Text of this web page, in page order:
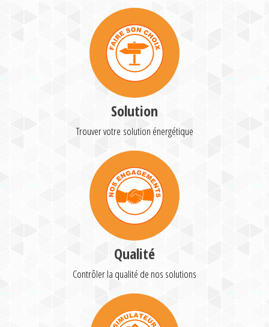
Solution
Trouver votre solution énergétique
Qualité
Contrôler la qualité de nos solutions